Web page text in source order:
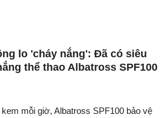
lo 'cháy nắng': Đã có siêu
thể thao Albatross SPF100
mỗi giờ, Albatross SPF100 bảo vệ